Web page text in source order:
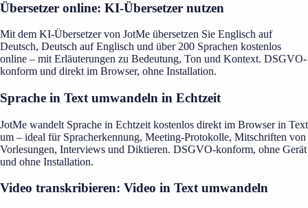
Übersetzer online: KI-Übersetzer nutzen
Mit dem KI-Übersetzer von JotMe übersetzen Sie Englisch auf
Deutsch, Deutsch auf Englisch und über 200 Sprachen kostenlos
online – mit Erläuterungen zu Bedeutung, Ton und Kontext. DSGVO-
konform und direkt im Browser, ohne Installation.
Sprache in Text umwandeln in Echtzeit
JotMe wandelt Sprache in Echtzeit kostenlos direkt im Browser in Text
um – ideal für Spracherkennung, Meeting-Protokolle, Mitschriften von
Vorlesungen, Interviews und Diktieren. DSGVO-konform, ohne Gerät
und ohne Installation.
Video transkribieren: Video in Text umwandeln